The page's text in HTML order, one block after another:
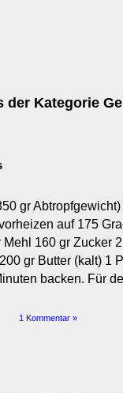
der Kategorie
gr
auf 175
160 gr Zucker
gr Butter (kalt) 1
backen. Für
1 Kommentar »